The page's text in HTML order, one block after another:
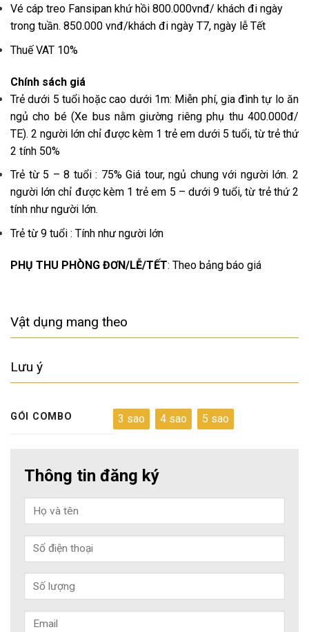
Vé cáp treo Fansipan khứ hồi 800.000vnđ/ khách đi ngày
trong tuần. 850.000 vnđ/khách đi ngày T7, ngày lễ Tết
Thuế VAT 10%
Chính sách giá
Trẻ dưới 5 tuổi hoặc cao dưới 1m: Miễn phí, gia đình tự lo ăn
ngủ cho bé (Xe bus nằm giường riêng phụ thu 400.000đ/
TE). 2 người lớn chỉ được kèm 1 trẻ em dưới 5 tuổi, từ trẻ thứ
2 tính 50%
Trẻ từ 5 – 8 tuổi : 75% Giá tour, ngủ chung với người lớn. 2
người lớn chỉ được kèm 1 trẻ em 5 – dưới 9 tuổi, từ trẻ thứ 2
tính như người lớn.
Trẻ từ 9 tuổi : Tính như người lớn
PHỤ THU PHÒNG ĐƠN/LỄ/TẾT: Theo bảng báo giá
Vật dụng mang theo
Lưu ý
GÓI COMBO 3 sao 4 sao 5 sao
Thông tin đăng ký